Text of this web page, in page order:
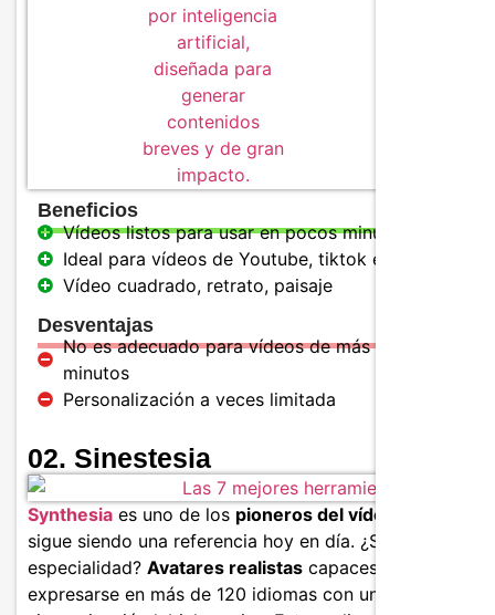
Beneficios
Vídeos listos para usar en pocos minutos
Ideal para vídeos de Youtube, tiktok e instagram
Vídeo cuadrado, retrato, paisaje
Desventajas
No es adecuado para vídeos de más de 15
minutos
Personalización a veces limitada
02. Sinestesia
Synthesia es uno de los pioneros del vídeo con IA
sigue siendo una referencia hoy en día. ¿Su
especialidad? Avatares realistas capaces de
expresarse en más de 120 idiomas con una